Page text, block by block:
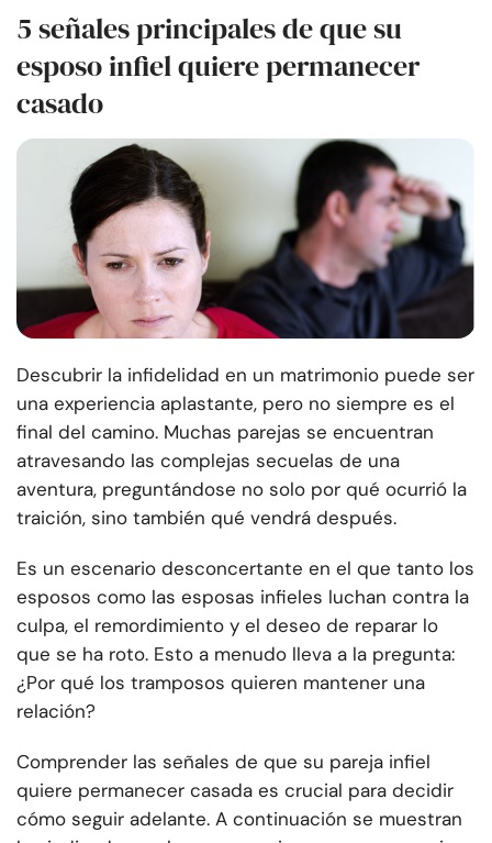
5 señales principales de que su
esposo infiel quiere permanecer
casado
Descubrir la infidelidad en un matrimonio puede ser
una experiencia aplastante, pero no siempre es el
final del camino. Muchas parejas se encuentran
atravesando las complejas secuelas de una
aventura, preguntándose no solo por qué ocurrió la
traición, sino también qué vendrá después.
Es un escenario desconcertante en el que tanto los
esposos como las esposas infieles luchan contra la
culpa, el remordimiento y el deseo de reparar lo
que se ha roto. Esto a menudo lleva a la pregunta:
¿Por qué los tramposos quieren mantener una
relación?
Comprender las señales de que su pareja infiel
quiere permanecer casada es crucial para decidir
cómo seguir adelante. A continuación se muestran